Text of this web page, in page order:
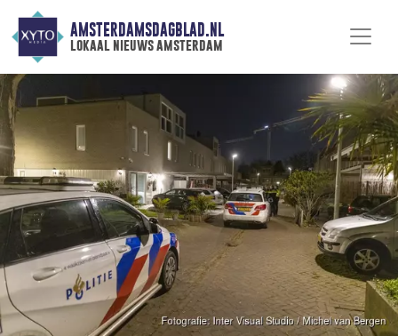
AMSTERDAMSDAGBLAD.NL
lokaal nieuws amsterdam